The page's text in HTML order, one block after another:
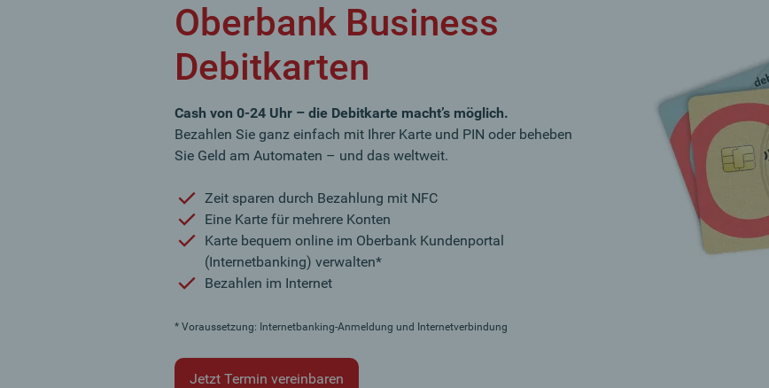
Oberbank Business
Debitkarten
Cash von 0-24 Uhr – die Debitkarte macht’s möglich.
Bezahlen Sie ganz einfach mit Ihrer Karte und PIN oder beheben
Sie Geld am Automaten – und das weltweit.
Zeit sparen durch Bezahlung mit NFC
Eine Karte für mehrere Konten
Karte bequem online im Oberbank Kundenportal
(Internetbanking) verwalten*
Bezahlen im Internet
* Voraussetzung: Internetbanking-Anmeldung und Internetverbindung
Jetzt Termin vereinbaren